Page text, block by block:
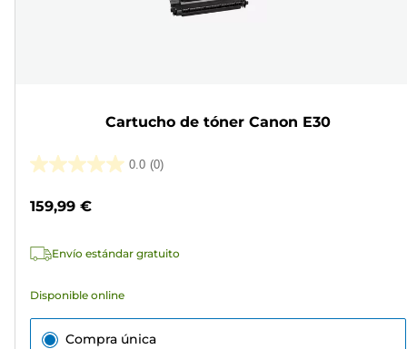
Cartucho de tóner Canon E30
0.0 (0)
0.0
159,99 €
Envío estándar gratuito
Disponible online
Compra única